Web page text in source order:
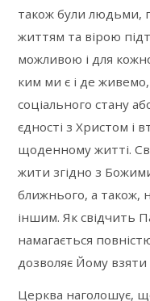
також були людьми,
життям та вірою
можливою і для
ким ми є і де
соціального стану
єдності з Христом і
щоденному житті.
жити згідно з
ближнього, а також,
іншим. Як свідчить
намагається
дозволяє Йому
Церква наголошує,